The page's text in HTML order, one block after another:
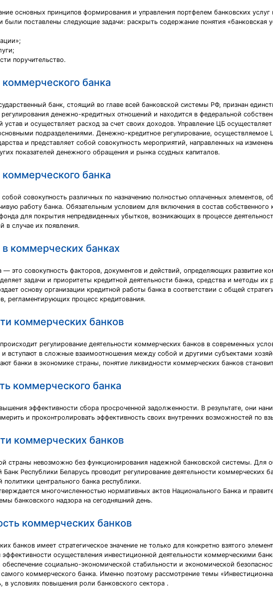
основных принципов формирования и управления портфелем банковских услуг
были поставлены следующие задачи: раскрыть содержание понятия «банковская
поручительство.
банка
банк, стоящий во главе всей банковской системы РФ, признан
денежно-кредитных отношений и находится в федеральной
и осуществляет расход за счет своих доходов. Управление ЦБ
подразделениями. Денежно-кредитное регулирование,
и представляет собой совокупность мероприятий, направленных на
показателей денежного обращения и рынка ссудных капиталов.
банка
совокупность различных по назначению полностью оплаченных элементов,
работу банка. Обязательным условием для включения в состав собственного
для покрытия непредвиденных убытков, возникающих в процессе
в случае их появления.
коммерческих банках
— это совокупность факторов, документов и действий, определяющих развитие
задачи и приоритеты кредитной деятельности банка, средства и методы
основу организации кредитной работы банка в соответствии с общей
регламентирующих процесс кредитования.
коммерческих банков
регулирование деятельности коммерческих банков в современных
вступают в сложные взаимоотношения между собой и другими субъектами
банки в экономике страны, понятие ликвидности коммерческих банков
коммерческого банка
эффективности сбора просроченной задолженности. В результате, они
и проконтролировать эффективность своих внутренних возможностей по
коммерческих банков
страны невозможно без функционирования надежной банковской системы. Для
Республики Беларусь проводит регулирование деятельности коммерческих
центрального банка республики.
многочисленностью нормативных актов Национального Банка и
банковского надзора на сегодняшний день.
коммерческих банков
банков имеет стратегическое значение не только для конкретно взятого
осуществления инвестиционной деятельности коммерческими
социально-экономической стабильности и экономической
коммерческого банка. Именно поэтому рассмотрение темы
в условиях повышения роли банковского сектора .